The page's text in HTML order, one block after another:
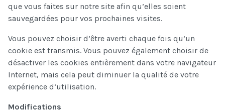
que vous faites sur notre site afin qu’elles soient
sauvegardées pour vos prochaines visites.
Vous pouvez choisir d’être averti chaque fois qu’un
cookie est transmis. Vous pouvez également choisir de
désactiver les cookies entièrement dans votre navigateur
Internet, mais cela peut diminuer la qualité de votre
expérience d’utilisation.
Modifications